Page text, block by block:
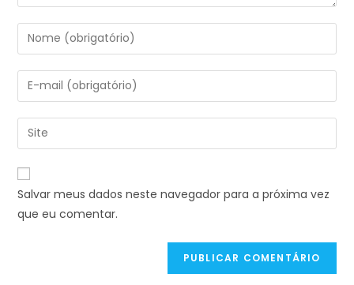
Salvar meus dados neste navegador para a próxima vez
que eu comentar.